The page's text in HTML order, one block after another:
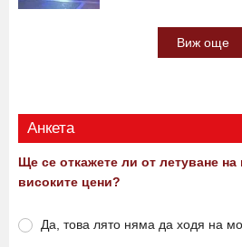
Виж още
Анкета
Ще се откажете ли от летуване
високите цени?
Да, това лято няма да ходя на